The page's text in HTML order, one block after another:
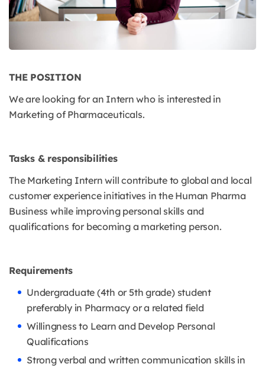
THE POSITION
We are looking for an Intern who is interested in
Marketing of Pharmaceuticals.
Tasks & responsibilities
The Marketing Intern will contribute to global and local
customer experience initiatives in the Human Pharma
Business while improving personal skills and
qualifications for becoming a marketing person.
Requirements
Undergraduate (4th or 5th grade) student
preferably in Pharmacy or a related field
Willingness to Learn and Develop Personal
Qualifications
Strong verbal and written communication skills in